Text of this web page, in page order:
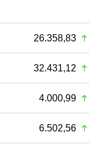
26.358,83
32.431,12
4.000,99
6.502,56